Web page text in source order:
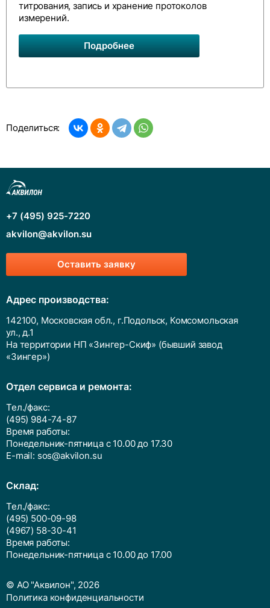
титрования, запись и хранение протоколов
измерений.
Подробнее
Поделиться:
Оставить заявку
+7 (495) 925-7220
akvilon@akvilon.su
Адрес производства:
142100, Московская обл., г.Подольск, Комсомольская
ул., д.1
На территории НП «Зингер-Скиф» (бывший завод
«Зингер»)
Отдел сервиса и ремонта:
Тел./факс:
(495) 984-74-87
Время работы:
Понедельник-пятница с 10.00 до 17.30
E-mail: sos@akvilon.su
Cклад:
Тел./факс:
(495) 500-09-98
(4967) 58-30-41
Время работы:
Понедельник-пятница с 10.00 до 17.00
© АО "Аквилон", 2026
Политика конфиденциальности